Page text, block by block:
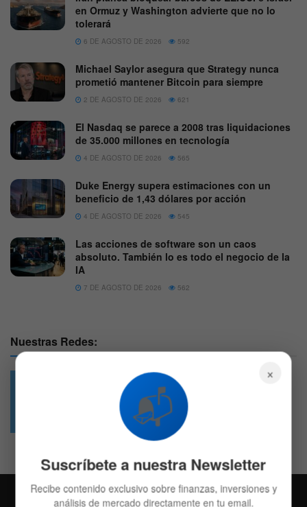
en Ormuz y Washington advierte que no lo
tolerará
6 DE AGOSTO DE 2026 592
Michael Saylor asegura que Strategy nunca
prometió mantener Bitcoin para siempre
2 DE AGOSTO DE 2026 621
El Nasdaq se parece a 2008 tras liquidaciones
de 35.000 millones en tecnología
4 DE AGOSTO DE 2026 565
Duke Energy supera estimaciones con un
beneficio de 1,43 dólares por acción
4 DE AGOSTO DE 2026 545
Las acciones de software son un caos
absoluto. También lo es todo el negocio de la
IA
7 DE AGOSTO DE 2026 562
Nuestras Redes:
4.7k
Followers
×
📬
Suscríbete a nuestra Newsletter
Recibe contenido exclusivo sobre finanzas, inversiones y
análisis de mercado directamente en tu email.